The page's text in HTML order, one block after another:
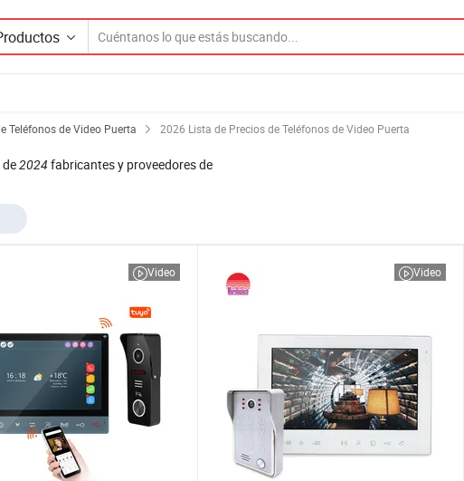
Teléfonos de Video Puerta 2026 Lista de Precios de Teléfonos de Video Puerta
2024fabricantes y proveedores de
Video Video